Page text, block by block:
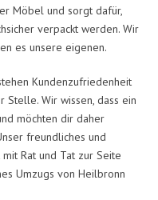
Möbel und sorgt dafür,
verpackt werden. Wir
es unsere eigenen.
Kundenzufriedenheit
Wir wissen, dass ein
möchten dir daher
freundliches und
Rat und Tat zur Seite
Umzugs von Heilbronn